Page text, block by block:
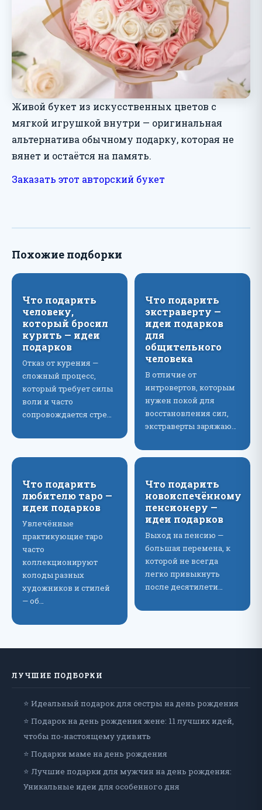
Живой букет из искусственных цветов с
мягкой игрушкой внутри — оригинальная
альтернатива обычному подарку, которая не
вянет и остаётся на память.
Заказать этот авторский букет
Похожие подборки
Что подарить
человеку,
который бросил
курить — идеи
подарков
Отказ от курения —
сложный процесс,
который требует силы
воли и часто
сопровождается стре…
Что подарить
экстраверту —
идеи подарков
для
общительного
человека
В отличие от
интровертов, которым
нужен покой для
восстановления сил,
экстраверты заряжаю…
Что подарить
любителю таро —
идеи подарков
Увлечённые
практикующие таро
часто
коллекционируют
колоды разных
художников и стилей
— об…
Что подарить
новоиспечённому
пенсионеру —
идеи подарков
Выход на пенсию —
большая перемена, к
которой не всегда
легко привыкнуть
после десятилети…
ЛУЧШИЕ ПОДБОРКИ
⭐ Идеальный подарок для сестры на день рождения
⭐ Подарок на день рождения жене: 11 лучших идей,
чтобы по-настоящему удивить
⭐ Подарки маме на день рождения
⭐ Лучшие подарки для мужчин на день рождения:
Уникальные идеи для особенного дня